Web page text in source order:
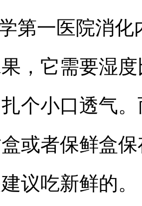
第一医院消
，它需要湿
个小口透气
或者保鲜盒
议吃新鲜的。